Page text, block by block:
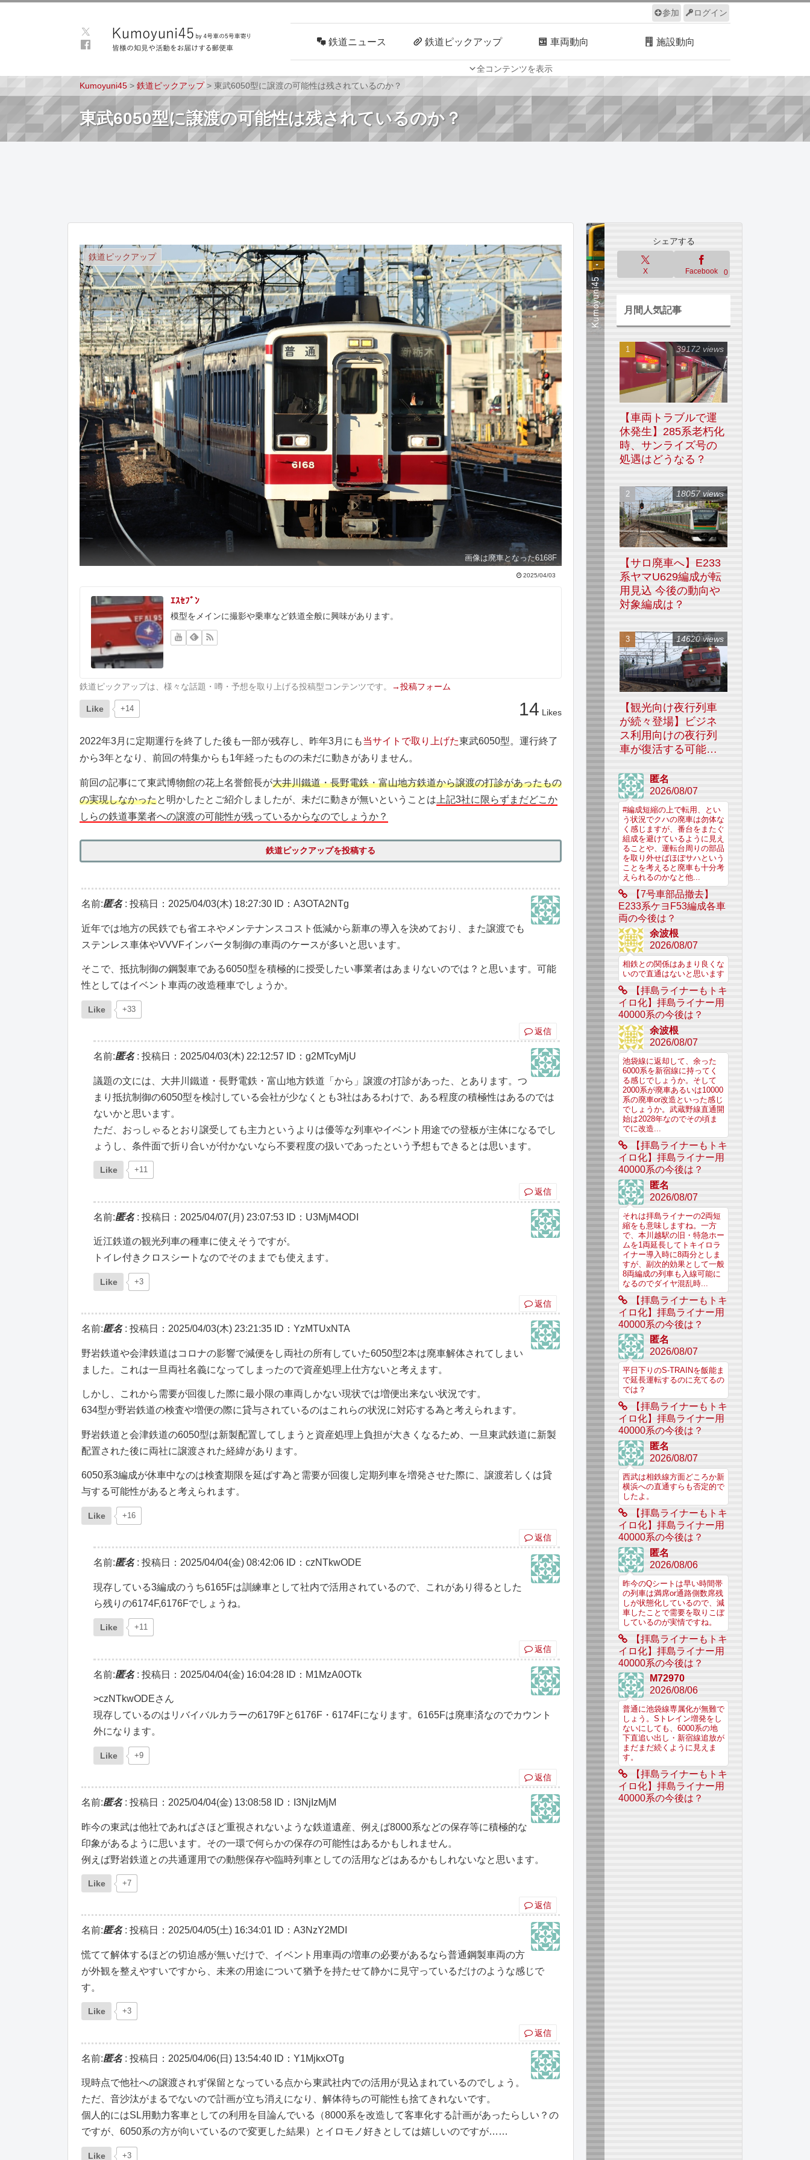
ログイン
参加
全コンテンツを表示
鉄道ニュース 鉄道ピックアップ 車両動向 施設動向
車両技術 路線探訪 ルール サイトについて
Kumoyuni45 > 鉄道ピックアップ> 東武6050型に譲渡の可能性は残されているのか？
東武6050型に譲渡の可能性は残されているのか？
鉄道ピックアップ
画像は廃車となった6168F
2025/04/03
ｴｽｾﾌﾞﾝ
模型をメインに撮影や乗車など鉄道全般に興味があります。
鉄道ピックアップは、様々な話題・噂・予想を取り上げる投稿型コンテンツです。 →投稿フォーム
Like +14 14 Likes
2022年3月に定期運行を終了した後も一部が残存し、昨年3月にも当サイトで取り上げた東武6050型。運行終了
から3年となり、前回の特集からも1年経ったものの未だに動きがありません。
前回の記事にて東武博物館の花上名誉館長が大井川鐵道・長野電鉄・富山地方鉄道から譲渡の打診があったもの
の実現しなかったと明かしたとご紹介しましたが、未だに動きが無いということは 上記3社に限らずまだどこか
しらの鉄道事業者への譲渡の可能性が残っているからなのでしょうか？
鉄道ピックアップを投稿する
名前:匿名: 投稿日：2025/04/03(木) 18:27:30 ID：A3OTA2NTg
近年では地方の民鉄でも省エネやメンテナンスコスト低減から新車の導入を決めており、また譲渡でも
ステンレス車体やVVVFインバータ制御の車両のケースが多いと思います。
そこで、抵抗制御の鋼製車である6050型を積極的に授受したい事業者はあまりないのでは？と思います。可能
性としてはイベント車両の改造種車でしょうか。
Like +33
返信
名前:匿名: 投稿日：2025/04/03(木) 22:12:57 ID：g2MTcyMjU
議題の文には、大井川鐵道・長野電鉄・富山地方鉄道「から」譲渡の打診があった、とあります。つ
まり抵抗制御の6050型を検討している会社が少なくとも3社はあるわけで、ある程度の積極性はあるのでは
ないかと思います。
ただ、おっしゃるとおり譲受しても主力というよりは優等な列車やイベント用途での登板が主体になるでし
ょうし、条件面で折り合いが付かないなら不要程度の扱いであったという予想もできるとは思います。
Like +11
返信
名前:匿名: 投稿日：2025/04/07(月) 23:07:53 ID：U3MjM4ODI
近江鉄道の観光列車の種車に使えそうですが。
トイレ付きクロスシートなのでそのままでも使えます。
Like +3
返信
名前:匿名: 投稿日：2025/04/03(木) 23:21:35 ID：YzMTUxNTA
野岩鉄道や会津鉄道はコロナの影響で減便をし両社の所有していた6050型2本は廃車解体されてしまい
ました。これは一旦両社名義になってしまったので資産処理上仕方ないと考えます。
しかし、これから需要が回復した際に最小限の車両しかない現状では増便出来ない状況です。
634型が野岩鉄道の検査や増便の際に貸与されているのはこれらの状況に対応する為と考えられます。
野岩鉄道と会津鉄道の6050型は新製配置してしまうと資産処理上負担が大きくなるため、一旦東武鉄道に新製
配置された後に両社に譲渡された経緯があります。
6050系3編成が休車中なのは検査期限を延ばす為と需要が回復し定期列車を増発させた際に、譲渡若しくは貸
与する可能性があると考えられます。
Like +16
返信
名前:匿名: 投稿日：2025/04/04(金) 08:42:06 ID：czNTkwODE
現存している3編成のうち6165Fは訓練車として社内で活用されているので、これがあり得るとした
ら残りの6174F,6176Fでしょうね。
Like +11
返信
名前:匿名: 投稿日：2025/04/04(金) 16:04:28 ID：M1MzA0OTk
>czNTkwODEさん
現存しているのはリバイバルカラーの6179Fと6176F・6174Fになります。6165Fは廃車済なのでカウント
外になります。
Like +9
返信
名前:匿名: 投稿日：2025/04/04(金) 13:08:58 ID：I3NjIzMjM
昨今の東武は他社であればさほど重視されないような鉄道遺産、例えば8000系などの保存等に積極的な
印象があるように思います。その一環で何らかの保存の可能性はあるかもしれません。
例えば野岩鉄道との共通運用での動態保存や臨時列車としての活用などはあるかもしれないなと思います。
Like +7
返信
名前:匿名: 投稿日：2025/04/05(土) 16:34:01 ID：A3NzY2MDI
慌てて解体するほどの切迫感が無いだけで、イベント用車両の増車の必要があるなら普通鋼製車両の方
が外観を整えやすいですから、未来の用途について猶予を持たせて静かに見守っているだけのような感じで
す。
Like +3
返信
名前:匿名: 投稿日：2025/04/06(日) 13:54:40 ID：Y1MjkxOTg
現時点で他社への譲渡されず保留となっている点から東武社内での活用が見込まれているのでしょう。
ただ、音沙汰がまるでないので計画が立ち消えになり、解体待ちの可能性も捨てきれないです。
個人的にはSL用動力客車としての利用を目論んでいる（8000系を改造して客車化する計画があったらしい？の
ですが、6050系の方が向いているので変更した結果）とイロモノ好きとしては嬉しいのですが……
Like +3
シェアする
X Facebook 0
月間人気記事
【車両トラブルで運
休発生】285系老朽化
時、サンライズ号の
処遇はどうなる？
39172 views
【サロ廃車へ】E233
系ヤマU629編成が転
用見込 今後の動向や
対象編成は？
18057 views
【観光向け夜行列車
が続々登場】ビジネ
ス利用向けの夜行列
車が復活する可能性
14620 views
匿名
2026/08/07
#編成短縮の上で転用、とい
う状況でクハの廃車は勿体な
く感じますが、番台をまたぐ
組成を避けているように見え
ることや、運転台周りの部品
を取り外せばほぼサハという
ことを考えると廃車も十分考
えられるのかなと他...
【7号車部品撤去】
E233系ケヨF53編成各車
両の今後は？
余波根
2026/08/07
相鉄との関係はあまり良くな
いので直通はないと思います
【拝島ライナーもトキ
イロ化】拝島ライナー用
40000系の今後は？
余波根
2026/08/07
池袋線に返却して、余った
6000系を新宿線に持ってく
る感じでしょうか。そして
2000系が廃車あるいは10000
系の廃車or改造といった感じ
でしょうか。武蔵野線直通開
始は2028年なのでその頃ま
でに改造...
【拝島ライナーもトキ
イロ化】拝島ライナー用
40000系の今後は？
匿名
2026/08/07
それは拝島ライナーの2両短
縮をも意味しますね。一方
で、本川越駅の旧・特急ホー
ムを1両延長してトキイロラ
イナー導入時に8両分としま
すが、副次的効果として一般
8両編成の列車も入線可能に
なるのでダイヤ混乱時...
【拝島ライナーもトキ
イロ化】拝島ライナー用
40000系の今後は？
匿名
2026/08/07
平日下りのS-TRAINを飯能ま
で延長運転するのに充てるの
では？
【拝島ライナーもトキ
イロ化】拝島ライナー用
40000系の今後は？
匿名
2026/08/07
西武は相鉄線方面どころか新
横浜への直通すらも否定的で
したよ。
【拝島ライナーもトキ
イロ化】拝島ライナー用
40000系の今後は？
匿名
2026/08/06
昨今のQシートは早い時間帯
の列車は満席or通路側数席残
しが状態化しているので、減
車したことで需要を取りこぼ
しているのが実情ですね。
【拝島ライナーもトキ
イロ化】拝島ライナー用
40000系の今後は？
M72970
2026/08/06
普通に池袋線専属化が無難で
しょう。Sトレイン増発をし
ないにしても、6000系の地
下直追い出し・新宿線追放が
まだまだ続くように見えま
す。
【拝島ライナーもトキ
イロ化】拝島ライナー用
40000系の今後は？